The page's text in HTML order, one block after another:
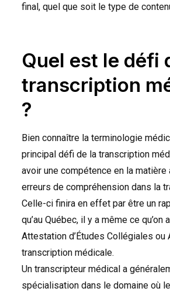
final, quel que soit le type de
Quel est le défi
transcription
?
Bien connaître la terminologie
principal défi de la transcription
avoir une compétence en la matière
erreurs de compréhension dans la
Celle-ci finira en effet par être un
qu’au Québec, il y a même ce qu’on
Attestation d’Études Collégiales ou
transcription médicale.
Un transcripteur médical a
spécialisation dans le domaine où